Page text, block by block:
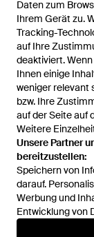
Daten zum
Ihrem Gerät zu.
Tracking-
auf Ihre
deaktiviert.
Ihnen einige
weniger relevant
bzw. Ihre
auf der Seite auf
Weitere
Unsere Partner
bereitzustellen:
Speichern von
darauf.
Werbung und
Entwicklung von
Hilfe und